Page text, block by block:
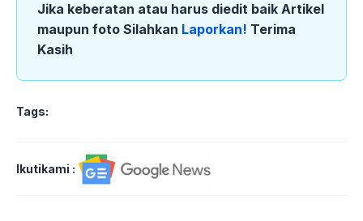
Jika keberatan atau harus diedit baik Artikel
maupun foto Silahkan Laporkan! Terima
Kasih
Tags:
Ikutikami :